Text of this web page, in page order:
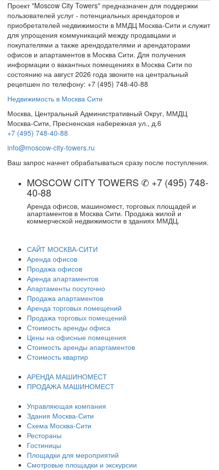
Проект "Moscow City Towers" предназначен для поддержки
пользователей услуг - потенциальных арендаторов и
приобретателей недвижимости в ММДЦ Москва-Сити и служит
для упрощения коммуникаций между продавцами и
покупателями а также арендодателями и арендаторами
офисов и апартаментов в Москва Сити. Для получения
информации о вакантных помещениях в Москва Сити по
состоянию на август 2026 года звоните на центральный
рецепшен по телефону: +7 (495) 748-40-88
Недвижимость в Москва Сити
Москва, Центральный Административный Округ, ММДЦ
Москва-Сити, Пресненская набережная ул., д.6
+7 (495) 748-40-88
info@moscow-city-towers.ru
Ваш запрос начнет обрабатываться сразу после поступления.
MOSCOW CITY TOWERS ✆ +7 (495) 748-
40-88
Аренда офисов, машиномест, торговых площадей и
апартаментов в Москва Сити. Продажа жилой и
коммерческой недвижимости в зданиях ММДЦ.
САЙТ МОСКВА-СИТИ
Аренда офисов
Продажа офисов
Аренда апартаментов
Апартаменты посуточно
Продажа апартаментов
Аренда торговых помещений
Продажа торговых помещений
Стоимость аренды офиса
Цены на офисные помещения
Стоимость аренды апартаментов
Стоимость квартир
АРЕНДА МАШИНОМЕСТ
ПРОДАЖА МАШИНОМЕСТ
Управляющая компания
Здания Москва-Сити
Схема Москва-Сити
Рестораны
Гостиницы
Площадки для мероприятий
Смотровые площадки и экскурсии